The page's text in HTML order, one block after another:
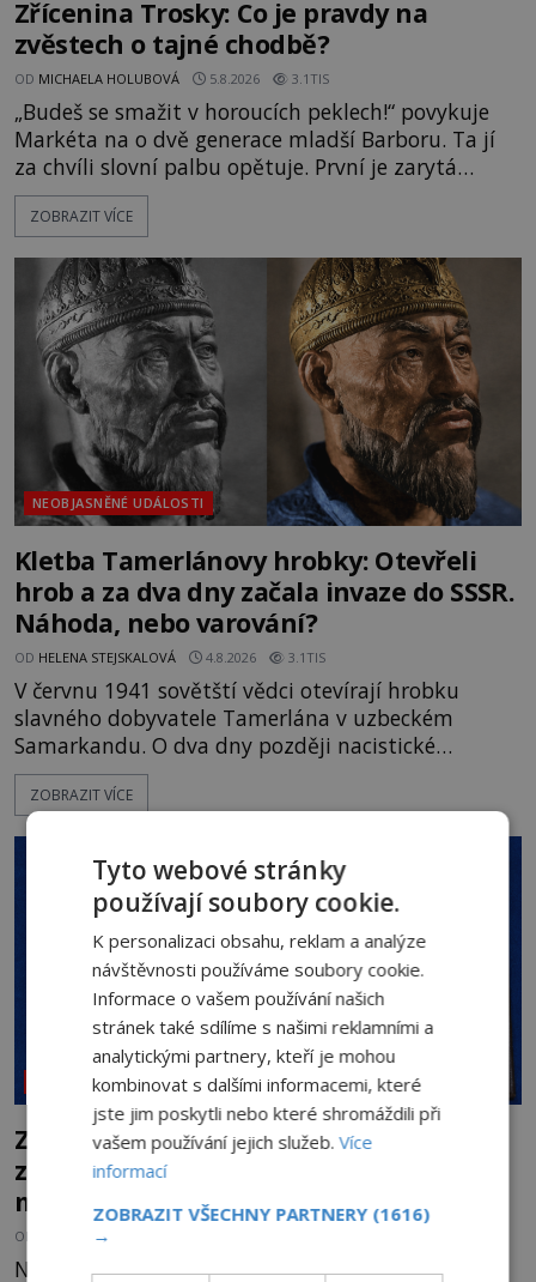
Zřícenina Trosky: Co je pravdy na
zvěstech o tajné chodbě?
OD MICHAELA HOLUBOVÁ 5.8.2026 3.1TIS
„Budeš se smažit v horoucích peklech!“ povykuje
Markéta na o dvě generace mladší Barboru. Ta jí
za chvíli slovní palbu opětuje. První je zarytá
katolička, druhá přesvědčená kališnice. A každá z
nich se usídlí na jedné z věží slavného hradu
mezi vůdce protihusitského boje. Za manželku má
skutečně jistou
ZOBRAZIT VÍCE
NEOBJASNĚNÉ UDÁLOSTI
Kletba Tamerlánovy hrobky: Otevřeli
hrob a za dva dny začala invaze do SSSR.
Náhoda, nebo varování?
OD HELENA STEJSKALOVÁ 4.8.2026 3.1TIS
V červnu 1941 sovětští vědci otevírají hrobku
slavného dobyvatele Tamerlána v uzbeckém
Samarkandu. O dva dny později nacistické
Německo zahajuje operaci Barbarossa a napadá
Sovětský svaz. Shoda dat je natolik zarážející, že se
rodí jedna z nejslavnějších „kleteb“ 20. století. Je
na legendě něco pravdy, nebo jde jen o fascinující
souhru okolností? Když antropolog Michail
Gerasimov (1907-1970) a
ZOBRAZIT VÍCE
NEOBJASNĚNÉ UDÁLOSTI
Záhada Rohoncského kodexu: Ukrývá
zapomenutý jazyk, tajnou šifru, nebo
mistrovský podvrh?
OD HELENA STEJSKALOVÁ
Na první pohled připomíná obyčejnou starou
Tyto webové stránky
používají soubory cookie.
K personalizaci obsahu, reklam a analýze
návštěvnosti používáme soubory cookie.
Informace o vašem používání našich
stránek také sdílíme s našimi reklamními a
analytickými partnery, kteří je mohou
kombinovat s dalšími informacemi, které
jste jim poskytli nebo které shromáždili při
vašem používání jejich služeb.Více
informací
ZOBRAZIT VŠECHNY PARTNERY (1616)
→